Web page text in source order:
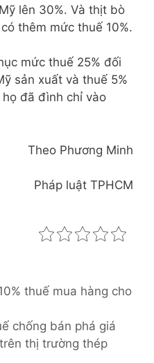
lên 30%. Và thịt bò
thêm mức thuế 10%.
mức thuế 25% đối
sản xuất và thuế 5%
đã đình chỉ vào
Theo Phương Minh
Pháp luật TPHCM
thuế mua hàng cho
chống bán phá giá
thị trường thép